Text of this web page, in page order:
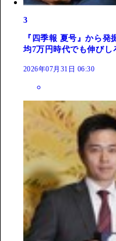
3
『四季報 夏号』から
均7万円時代でも伸びし
2026年07月31日 06:30